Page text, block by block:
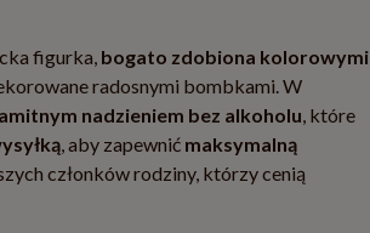
figurka, bogato zdobiona kolorowymi
radosnymi bombkami. W
nadzieniem bez alkoholu, które
, aby zapewnić maksymalną
członków rodziny, którzy cenią